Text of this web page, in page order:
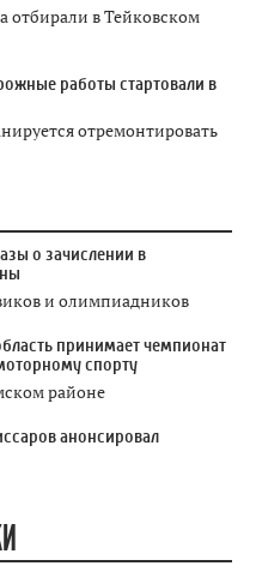
отбирали в Тейковском
работы стартовали в
отремонтировать
о зачислении в
и олимпиадников
принимает чемпионат
спорту
районе
анонсировал